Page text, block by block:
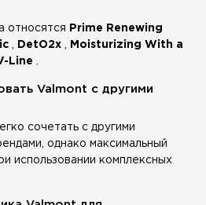
относятся
Prime Renewing
DetO2x
Moisturizing With a
Line
Valmont с другими
сочетать с другими
однако максимальный
использовании комплексных